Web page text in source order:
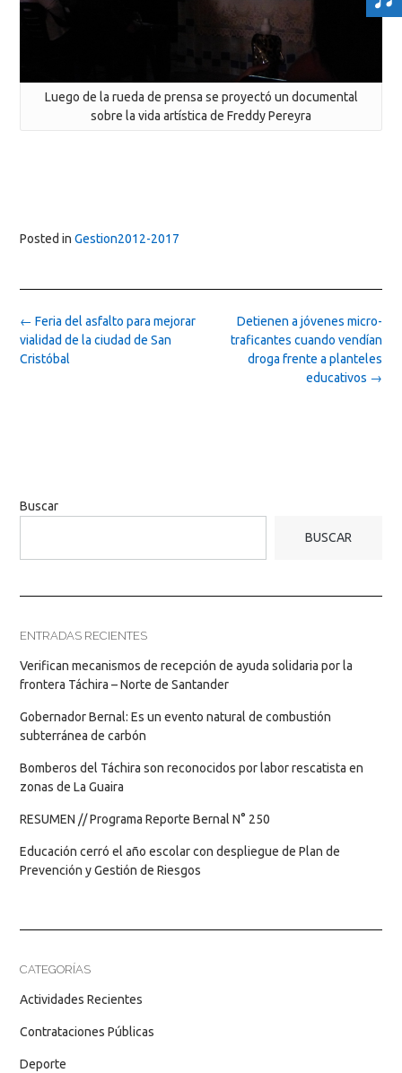
Luego de la rueda de prensa se proyectó un documental
sobre la vida artística de Freddy Pereyra
Posted in Gestion2012-2017
Post
navigation
Detienen a jóvenes micro-
traficantes cuando vendían
droga frente a planteles
educativos →
← Feria del asfalto para mejorar
vialidad de la ciudad de San
Cristóbal
Buscar
BUSCAR
ENTRADAS RECIENTES
Verifican mecanismos de recepción de ayuda solidaria por la
frontera Táchira – Norte de Santander
Gobernador Bernal: Es un evento natural de combustión
subterránea de carbón
Bomberos del Táchira son reconocidos por labor rescatista en
zonas de La Guaira
RESUMEN // Programa Reporte Bernal N° 250
Educación cerró el año escolar con despliegue de Plan de
Prevención y Gestión de Riesgos
CATEGORÍAS
Actividades Recientes
Contrataciones Públicas
Deporte